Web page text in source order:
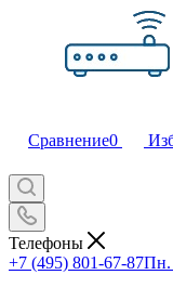
Сравнение0
Телефоны
+7 (495) 801-67-87Пн.